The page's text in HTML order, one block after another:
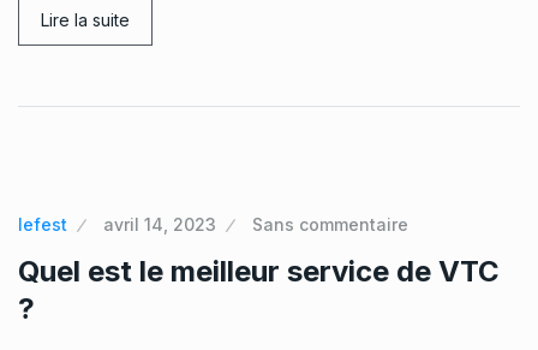
Lire la suite
lefest avril 14, 2023 Sans commentaire
Quel est le meilleur service de VTC
?